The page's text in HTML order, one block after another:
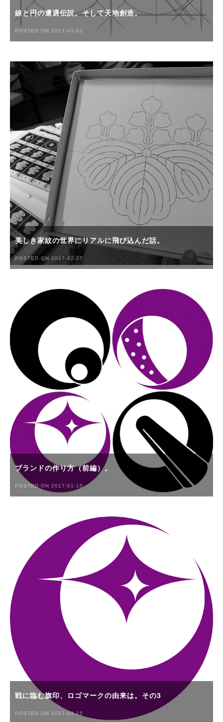
線と円の遭遇伝説。そして天地創造。
POSTED ON 2017-03-01
美しき家紋の世界にリアルに飛び込んだ話。
POSTED ON 2017-02-27
ブランドの作り方（前編）。
POSTED ON 2017-01-15
戦に臨む旗印、ロゴマークの由来は。その3
POSTED ON 2017-03-15